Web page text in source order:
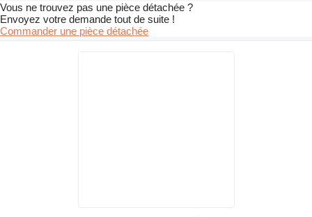
Vous ne trouvez pas une pièce détachée ?
Envoyez votre demande tout de suite !
Commander une pièce détachée